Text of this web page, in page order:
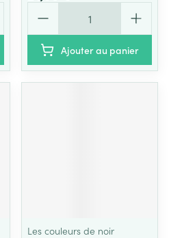
Ajouter au panier
Les couleurs de noir